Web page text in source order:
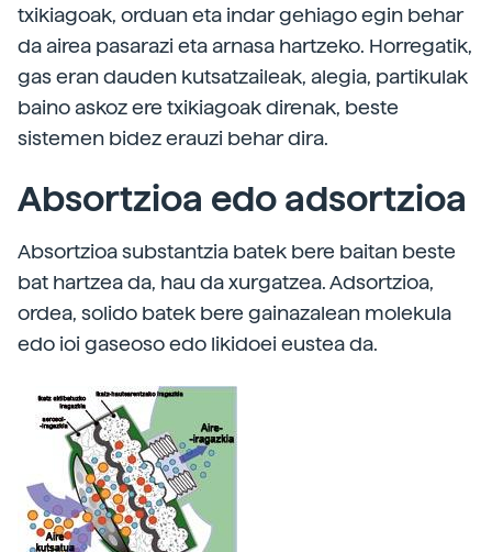
txikiagoak, orduan eta indar gehiago egin behar
da airea pasarazi eta arnasa hartzeko. Horregatik,
gas eran dauden kutsatzaileak, alegia, partikulak
baino askoz ere txikiagoak direnak, beste
sistemen bidez erauzi behar dira.
Absortzioa edo adsortzioa
Absortzioa substantzia batek bere baitan beste
bat hartzea da, hau da xurgatzea. Adsortzioa,
ordea, solido batek bere gainazalean molekula
edo ioi gaseoso edo likidoei eustea da.